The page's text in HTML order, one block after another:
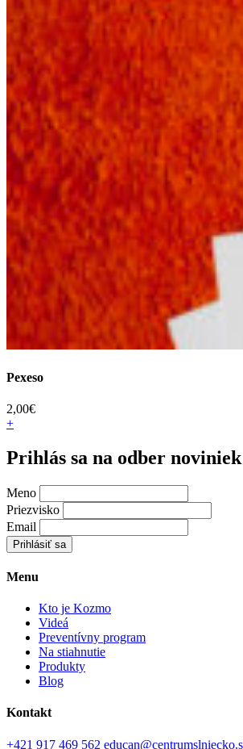
Pexeso
2,00€
+
Prihlás sa na odber noviniek
Meno
Priezvisko
Email
Prihlásiť sa
Menu
Kto je Kozmo
Videá
Preventívny program
Na stiahnutie
Produkty
Blog
Kontakt
+421 917 469 562